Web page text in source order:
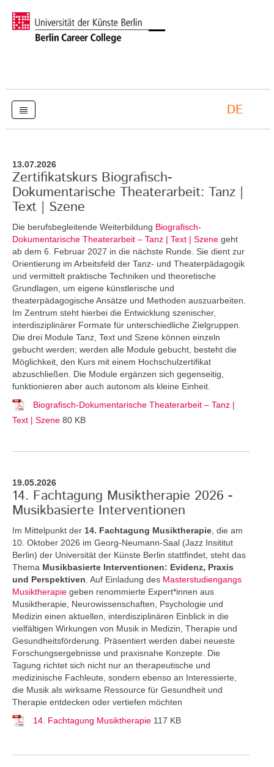
DE
13.07.2026
Zertifikatskurs Biografisch-
Dokumentarische Theaterarbeit: Tanz |
Text | Szene
Die berufsbegleitende Weiterbildung Biografisch-
Dokumentarische Theaterarbeit – Tanz | Text | Szene geht
ab dem 6. Februar 2027 in die nächste Runde. Sie dient zur
Orientierung im Arbeitsfeld der Tanz- und Theaterpädagogik
und vermittelt praktische Techniken und theoretische
Grundlagen, um eigene künstlerische und
theaterpädagogische Ansätze und Methoden auszuarbeiten.
Im Zentrum steht hierbei die Entwicklung szenischer,
interdisziplinärer Formate für unterschiedliche Zielgruppen.
Die drei Module Tanz, Text und Szene können einzeln
gebucht werden; werden alle Module gebucht, besteht die
Möglichkeit, den Kurs mit einem Hochschulzertifikat
abzuschließen. Die Module ergänzen sich gegenseitig,
funktionieren aber auch autonom als kleine Einheit.
Biografisch-Dokumentarische Theaterarbeit – Tanz |
Text | Szene 80 KB
19.05.2026
14. Fachtagung Musiktherapie 2026 -
Musikbasierte Interventionen
Im Mittelpunkt der 14. Fachtagung Musiktherapie , die am
10. Oktober 2026 im Georg-Neumann-Saal (Jazz Insititut
Berlin) der Universität der Künste Berlin stattfindet, steht das
Thema Musikbasierte Interventionen: Evidenz, Praxis
und Perspektiven . Auf Einladung des Masterstudiengangs
Musiktherapie geben renommierte Expert*innen aus
Musiktherapie, Neurowissenschaften, Psychologie und
Medizin einen aktuellen, interdisziplinären Einblick in die
vielfältigen Wirkungen von Musik in Medizin, Therapie und
Gesundheitsförderung. Präsentiert werden dabei neueste
Forschungsergebnisse und praxisnahe Konzepte. Die
Tagung richtet sich nicht nur an therapeutische und
medizinische Fachleute, sondern ebenso an Interessierte,
die Musik als wirksame Ressource für Gesundheit und
Therapie entdecken oder vertiefen möchten
14. Fachtagung Musiktherapie 117 KB